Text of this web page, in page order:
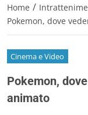
Home /
Pokemon, dove
Cinema e Video
Pokemon,
animato